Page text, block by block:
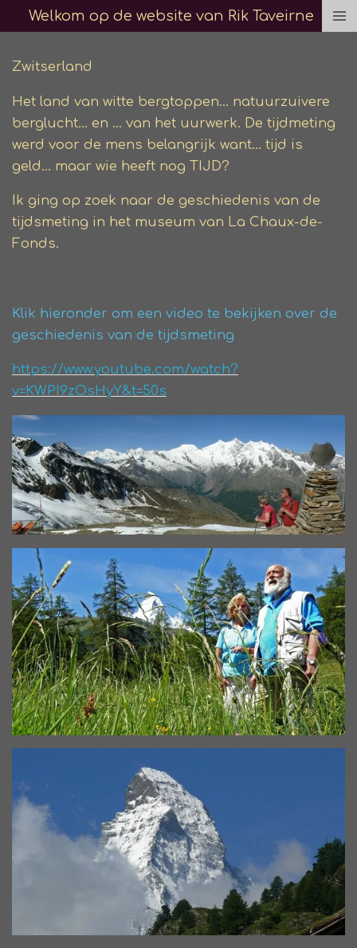
naar
hoofdinhoud
Welkom op de website van Rik Taveirne
Zwitserland
Het land van witte bergtoppen... natuurzuivere
berglucht... en ... van het uurwerk. De tijdmeting
werd voor de mens belangrijk want... tijd is
geld... maar wie heeft nog TIJD?
Ik ging op zoek naar de geschiedenis van de
tijdsmeting in het museum van La Chaux-de-
Fonds.
Klik hieronder om een video te bekijken over de
geschiedenis van de tijdsmeting
https://www.youtube.com/watch?
v=KWPI9zOsHyY&t=50s